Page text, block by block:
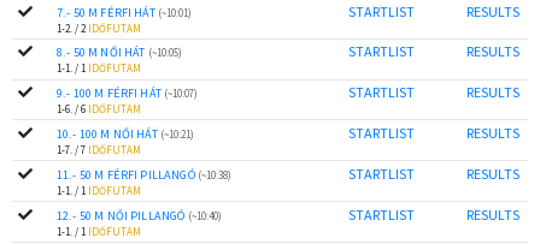
7.- 50 M FÉRFI HÁT (~10:01)
1-2. / 2 IDŐFUTAM
STARTLIST RESULTS
8.- 50 M NŐI HÁT (~10:05)
1-1. / 1
IDŐFUTAM
STARTLIST RESULTS
9.- 100 M FÉRFI HÁT (~10:07)
1-6. / 6 IDŐFUTAM
STARTLIST RESULTS
10.- 100 M NŐI HÁT (~10:21)
1-7. / 7 IDŐFUTAM
STARTLIST RESULTS
11.- 50 M FÉRFI PILLANGÓ (~10:38)
1-1. / 1 IDŐFUTAM
STARTLIST RESULTS
12.- 50 M NŐI PILLANGÓ (~10:40)
1-1. / 1 IDŐFUTAM
STARTLIST RESULTS